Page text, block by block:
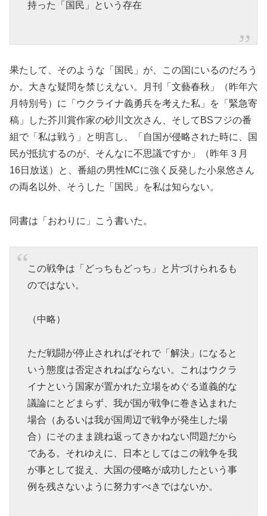
持った「国民」という存在
果たして、そのような「国民」が、この国にいるのだろう
か。大きな疑問を禁じえない。月刊「文藝春秋」（昨年六
月特別号）に「ウクライナ義勇兵を考えた私」を「緊急寄
稿」した芥川賞作家の砂川文次さん、そしてBSフジの番
組で「私は戦う」と明言し、「自国が侵略された時に、国
民が抵抗するのが、そんなに不思議ですか」（昨年３月
16日放送）と、番組の男性MCに強く反発した小泉悠さん
の両名以外、そうした「国民」を私は知らない。
同書は「おわりに」こう書いた。
この戦争は「どっちもどっち」と片づけられるも
のではない。
（中略）
ただ戦闘が停止されればそれで「解決」になると
いう態度は否定されねばならない。これはウクラ
イナという国家が置かれた立場をめぐる道義的な
議論にとどまらず、我が国が戦争に巻き込まれた
場合（あるいは我が国周辺で戦争が発生した場
合）にそのまま跳ね返ってきかねない問題だから
である。それゆえに、日本としてはこの戦争を我
が事として捉え、大国の侵略が成功したという事
例を残さないように努力すべきではないか。